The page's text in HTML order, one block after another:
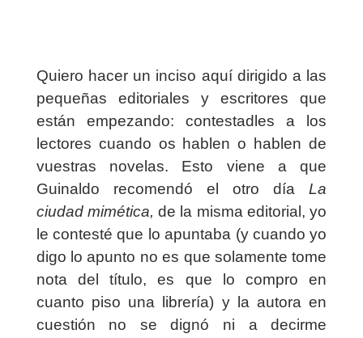
Quiero hacer un inciso aquí dirigido a las
pequeñas editoriales y escritores que
están empezando: contestadles a los
lectores cuando os hablen o hablen de
vuestras novelas. Esto viene a que
Guinaldo recomendó el otro díaLa
ciudad mimética, de la misma editorial, yo
le contesté que lo apuntaba (y cuando yo
digo lo apunto no es que solamente tome
nota del título, es que lo compro en
cuanto piso una librería) y la autora en
cuestión no se dignó ni a decirme